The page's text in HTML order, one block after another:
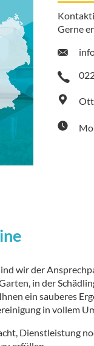
Gerne
wir der
in der
ein sauberes
in vollem
Dienstleistung